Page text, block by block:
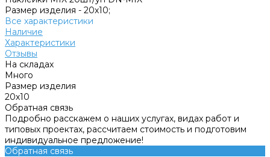
Размер изделия - 20х10;
Все характеристики
Наличие
Характеристики
Отзывы
На складах
Много
Размер изделия
20х10
Обратная связь
Подробно расскажем о наших услугах, видах работ и
типовых проектах, рассчитаем стоимость и подготовим
индивидуальное предложение!
Обратная связь